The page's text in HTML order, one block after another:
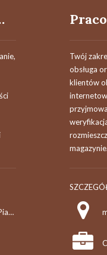
Logistyki)
mazowieckie / Mysiadło, k. Piaseczna, ul. Przedsiębiorców 5
Twój
obsługa
klientów